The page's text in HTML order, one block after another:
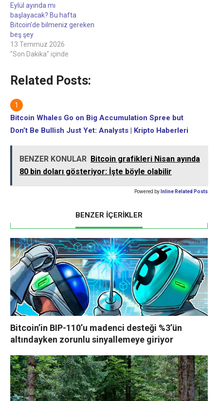
takip etmesi
önerilir.Kaynak:
https://www.cryptohaber.net/
Eylül ayında mı
başlayacak? Bu hafta
Bitcoin’de bilmeniz gereken
beş şey
13 Temmuz 2026
"Son Dakika" içinde
Related Posts:
Bitcoin Whales Go on Big Accumulation Spree but
Don’t Be Bullish Just Yet: Analysts | Kripto Haberleri
BENZER KONULAR Bitcoin grafikleri Nisan ayında
80 bin doları gösteriyor: İşte böyle olabilir
Powered by Inline Related Posts
BENZER İÇERİKLER
Bitcoin’in BIP-110’u madenci desteği %3’ün
altındayken zorunlu sinyallemeye giriyor